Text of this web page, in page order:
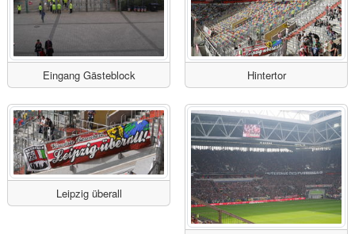
Eingang Gästeblock Hintertor
Leipzig überall